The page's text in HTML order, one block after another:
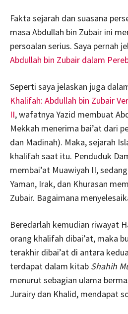
Fakta sejarah dan suasana
masa Abdullah bin Zubair ini
persoalan serius. Saya pernah
Abdullah bin Zubair dalam
Seperti saya jelaskan juga
Khalifah: Abdullah bin Zubair
II, wafatnya Yazid membuat
Mekkah menerima bai’at dari
dan Madinah). Maka, sejarah
khalifah saat itu. Penduduk
membai’at Muawiyah II,
Yaman, Irak, dan Khurasan
Zubair. Bagaimana
Beredarlah kemudian riwayat
orang khalifah dibai’at, maka
terakhir dibai’at di antara
terdapat dalam kitab Shahih
menurut sebagian ulama
Jurairy dan Khalid, mendapat